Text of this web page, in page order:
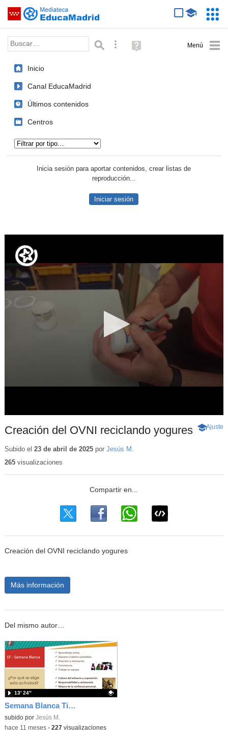
Saltar navegación
Palabra o frase: Búsqueda avanzada
Ayuda
(en
Inicio
Canal EducaMadrid
Últimos contenidos
Centros
Inicia sesión para aportar contenidos, crear listas de
reproducción...
Iniciar sesión
Creación del OVNI reciclando yogures -
Ajuste
Subido el 23 de abril de 2025por Jesús M.
265visualizaciones
Creación del OVNI reciclando yogures
Más información
Del mismo autor…
Semana Blanca Tierno Galván 2026
Contenido educativo.
subido por Jesús M.
13′ 24″
-hace 11 meses- 227 visualizaciones